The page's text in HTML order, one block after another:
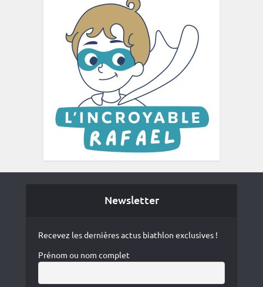
Newsletter
Recevez les dernières actus biathlon exclusives !
Prénom ou nom complet